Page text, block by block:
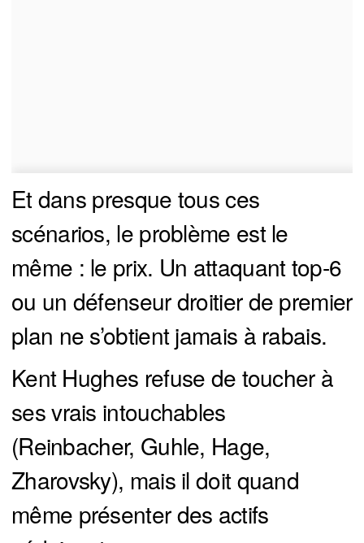
Et dans presque tous ces
scénarios, le problème est le
même : le prix. Un attaquant top-6
ou un défenseur droitier de premier
plan ne s’obtient jamais à rabais.
Kent Hughes refuse de toucher à
ses vrais intouchables
(Reinbacher, Guhle, Hage,
Zharovsky), mais il doit quand
même présenter des actifs